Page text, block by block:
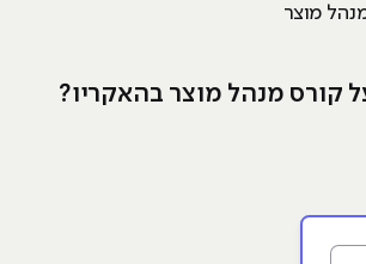
מוצר
קורס מנהל מוצר בהאקריו?